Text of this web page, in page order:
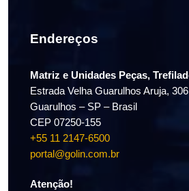
Endereços
Matriz e Unidades Peças,
Estrada Velha Guarulhos Aruja,
Guarulhos – SP – Brasil
CEP 07250-155
+55 11 2147-6500
portal@golin.com.br
Atenção!